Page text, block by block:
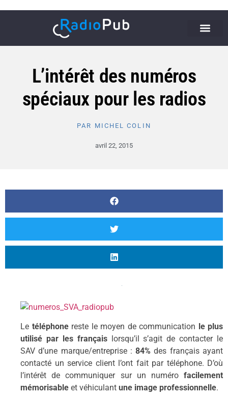
L’intérêt des numéros
spéciaux pour les radios
PAR MICHEL COLIN
avril 22, 2015
Le téléphonereste le moyen de communication le plus
utilisé par les françaislorsqu’il s’agit de contacter le
SAV d’une marque/entreprise :84% des français ayant
contacté un service client l’ont fait par téléphone. D’où
l’intérêt de communiquer sur un numéro facilement
mémorisable et véhiculant une image professionnelle.